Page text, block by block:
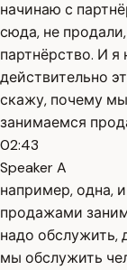
начинаю с
сюда, не
партнёрство. И я
действительно
скажу, почему
занимаемся
02:43
Speaker A
например, одна,
продажами
надо обслужить,
мы обслужить